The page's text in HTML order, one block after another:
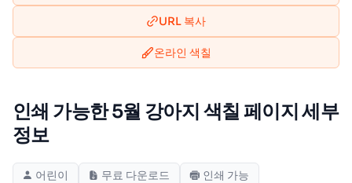
URL 복사
온라인 색칠
인쇄 가능한 5월 강아지 색칠 페이지 세부
정보
어린이 무료 다운로드 인쇄 가능